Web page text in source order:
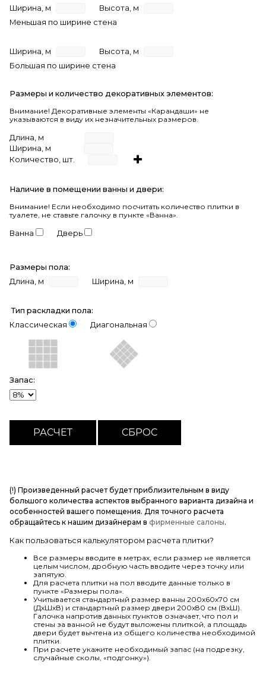
Ширина, м
Высота, м
Меньшая по ширине стена
Ширина, м
Высота, м
Большая по ширине стена
Размеры и количество декоративных элементов:
Внимание! Декоративные элементы «Карандаши» не
указываются в виду их незначительных размеров.
Длина, м
Ширина, м
Количество, шт.
Наличие в помещении ванны и двери:
Внимание! Если необходимо посчитать количество плитки в
туалете, не ставьте галочку в пункте «Ванна».
Ванна Дверь
Размеры пола:
Длина, м
Ширина, м
Тип раскладки пола:
Классическая
Диагональная
Запас:
(!) Произведенный расчет будет приблизительным в виду
большого количества аспектов выбранного варианта дизайна и
особенностей вашего помещения. Для точного расчета
обращайтесь к нашим дизайнерам в фирменные салоны.
Как пользоваться калькулятором расчета плитки?
Все размеры вводите в метрах, если размер не является
целым числом, дробную часть вводите через точку или
запятую.
Для расчета плитки на пол вводите данные только в
пункте «Размеры пола».
Учитывается стандартный размер ванны 200х60х70 см
(ДхШхВ) и стандартный размер двери 200х80 см (ВхШ).
Галочка напротив данных пунктов означает, что пол и
стены за ванной не будут выложены плиткой, а площадь
двери будет вычтена из общего количества необходимой
плитки.
При расчете укажите необходимый запас (на подрезку,
случайные сколы, «подгонку»).